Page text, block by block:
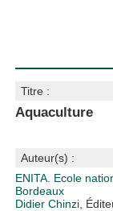
Titre :
Aquaculture
Auteur(s) :
ENITA. Ecole
Bordeaux
Didier Chinzi ,